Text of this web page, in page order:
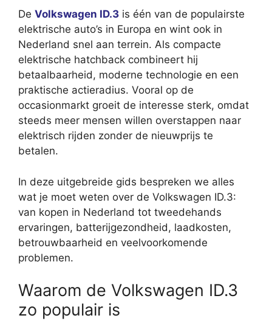
De Volkswagen ID.3 is één van de populairste
elektrische auto’s in Europa en wint ook in
Nederland snel aan terrein. Als compacte
elektrische hatchback combineert hij
betaalbaarheid, moderne technologie en een
praktische actieradius. Vooral op de
occasionmarkt groeit de interesse sterk, omdat
steeds meer mensen willen overstappen naar
elektrisch rijden zonder de nieuwprijs te
betalen.
In deze uitgebreide gids bespreken we alles
wat je moet weten over de Volkswagen ID.3:
van kopen in Nederland tot tweedehands
ervaringen, batterijgezondheid, laadkosten,
betrouwbaarheid en veelvoorkomende
problemen.
Waarom de Volkswagen ID.3
zo populair is